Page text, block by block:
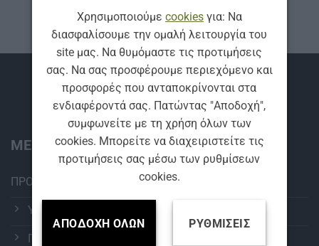
Χρησιμοποιούμε cookiesγια: Να
διασφαλίσουμε την ομαλή λειτουργία του
site μας. Να θυμόμαστε τις προτιμήσεις
σας. Να σας προσφέρουμε περιεχόμενο και
προσφορές που ανταποκρίνονται στα
ενδιαφέροντά σας. Πατώντας "Αποδοχή",
συμφωνείτε με τη χρήση όλων των
cookies. Μπορείτε να διαχειριστείτε τις
προτιμήσεις σας μέσω των ρυθμίσεων
cookies.
ΑΠΟΔΟΧΉ ΌΛΩΝ ΡΥΘΜΊΣΕΙΣ
Βρείτε μας
ΜΕΝΟΥ:
ΠΡΟΪΟΝΤΑ
ΥΑΛΟΚΑΘΑΡΙΣΤΗΡΕΣ
ΠΕΡΙΠΟΙΗΣΗ ΑΥΤΟΚΙΝΗΤΟΥ